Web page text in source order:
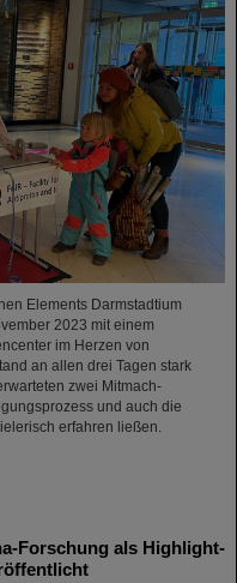
Elements Darmstadtium
2023 mit einem
im Herzen von
an allen drei Tagen stark
zwei Mitmach-
und auch die
erfahren ließen.
Forschung als Highlight-